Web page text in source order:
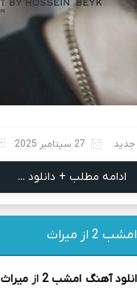
27 سپتامبر 2025
ادامه مطلب + دانلود ...
از میراث
آهنگ امشب 2 از میراث